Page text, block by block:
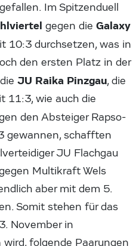
Im Spitzenduell
gegen die Galaxy
10:3 durchsetzen, was in
den ersten Platz in der
JU Raika Pinzgau, die
11:3, wie auch die
den Absteiger Rapso-
gewannen, schafften
JU Flachgau
Multikraft Wels
aber mit dem 5.
Somit stehen für das
November in
folgende Paarungen